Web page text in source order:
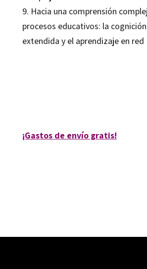
9. Hacia una comprensión
procesos educativos: la
extendida y el aprendizaje en red
¡Gastos de envío gratis!